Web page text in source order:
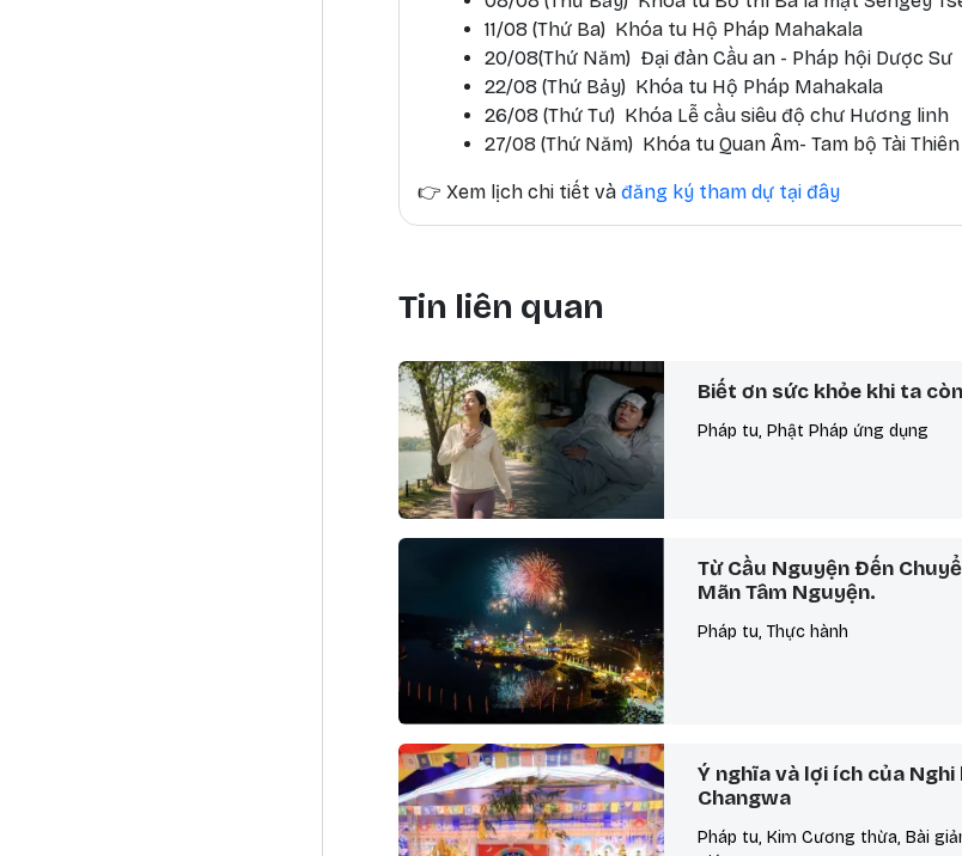
11/08 (Thứ Ba) Khóa tu Hộ Pháp Mahakala
20/08(Thứ Năm) Đại đàn Cầu an - Pháp hội Dược Sư
22/08 (Thứ Bảy) Khóa tu Hộ Pháp Mahakala
26/08 (Thứ Tư) Khóa Lễ cầu siêu độ chư Hương linh
27/08 (Thứ Năm) Khóa tu Quan Âm- Tam bộ Tài
👉 Xem lịch chi tiết và đăng ký tham dự tại đây
Tin liên quan
Biết ơn sức khỏe khi ta
Pháp tu, Phật Pháp ứng dụng
Từ Cầu Nguyện Đến
Mãn Tâm Nguyện.
Pháp tu, Thực hành
Ý nghĩa và lợi ích của
Changwa
Pháp tu, Kim Cương thừa, Bài